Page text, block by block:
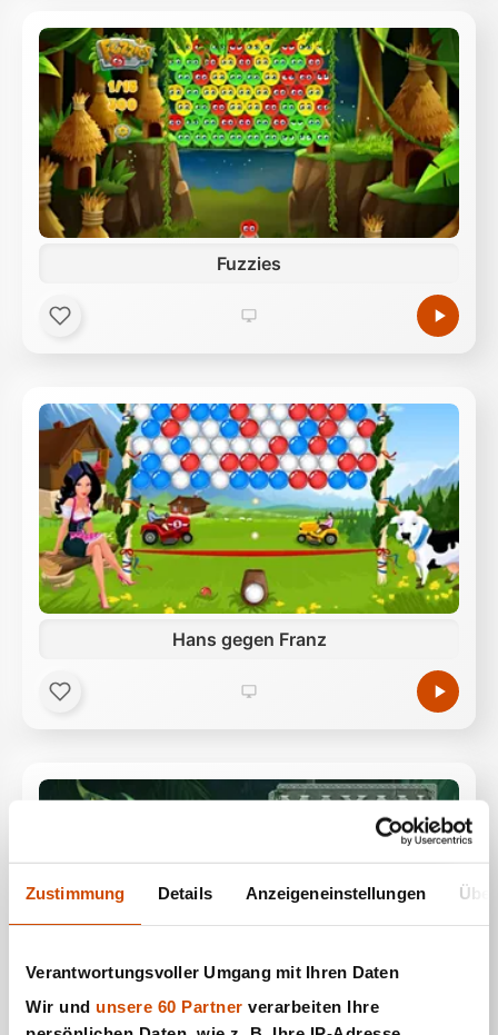
Zustimmung Details Anzeigeneinstellungen
Verantwortungsvoller Umgang mit Ihren Daten
Wir und unsere 60 Partner verarbeiten Ihre
Fuzzies
Hans gegen Franz
Mayan Bubbles